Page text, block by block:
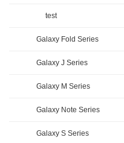
test
Galaxy Fold Series
Galaxy J Series
Galaxy M Series
Galaxy Note Series
Galaxy S Series